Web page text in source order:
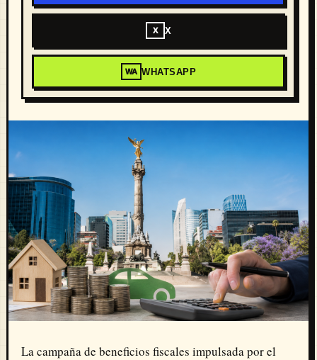
X X
WA WHATSAPP
La campaña de beneficios fiscales impulsada por el